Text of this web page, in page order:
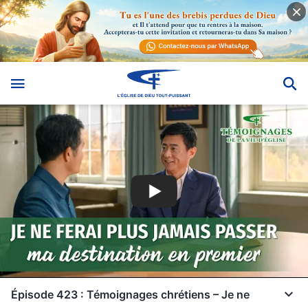
Épisode 423 : Témoignages chrétiens – Je ne